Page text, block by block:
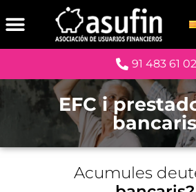
91 483 61 02
EFC i
bancaris
Acumules